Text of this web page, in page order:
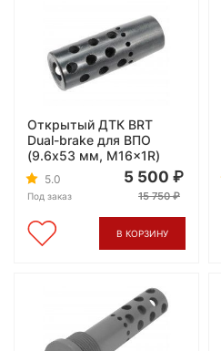
Открытый ДТК BRT
Dual-brake для ВПО
(9.6х53 мм, M16x1R)
5.0
Под заказ
5 500
15 750
В КОРЗИНУ